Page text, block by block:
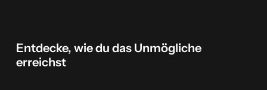
Entdecke, wiedu das Unmögliche
erreichst